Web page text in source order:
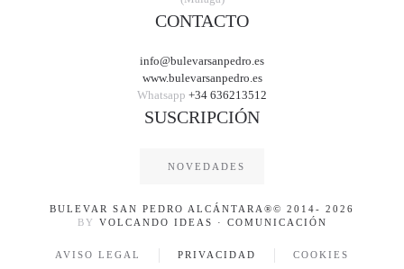
CONTACTO
info@bulevarsanpedro.es
www.bulevarsanpedro.es
Whatsapp +34 636213512
SUSCRIPCIÓN
NOVEDADES
BULEVAR SAN PEDRO ALCÁNTARA ®© 2014- 2026
BY VOLCANDO IDEAS · COMUNICACIÓN
AVISO LEGAL PRIVACIDAD COOKIES